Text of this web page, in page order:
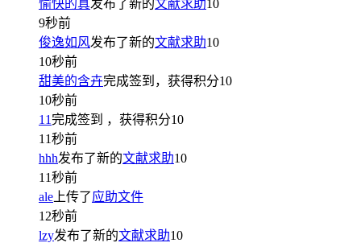
愉快的真发布了新的文献求助10
9秒前
俊逸如风发布了新的文献求助10
10秒前
甜美的含卉完成签到，获得积分10
10秒前
11完成签到 ，获得积分10
11秒前
hhh发布了新的文献求助10
11秒前
ale 上传了应助文件
12秒前
lzy发布了新的文献求助10